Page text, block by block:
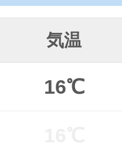
気温
16℃